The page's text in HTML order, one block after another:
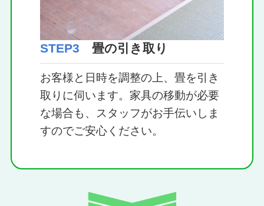
STEP3 畳の引き取り
お客様と日時を調整の上、畳を引き
取りに伺います。家具の移動が必要
な場合も、スタッフがお手伝いしま
すのでご安心ください。